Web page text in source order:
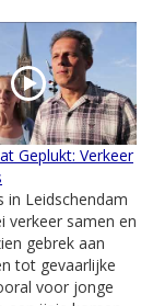
Geplukt: Verkeer
in Leidschendam
verkeer samen en
gebrek aan
tot gevaarlijke
voor jonge